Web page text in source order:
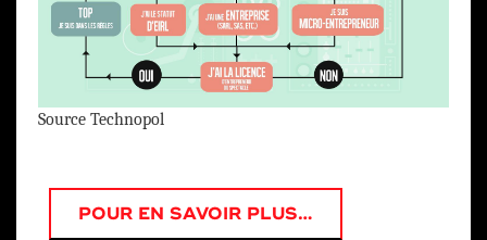
Source Technopol
POUR EN SAVOIR PLUS…